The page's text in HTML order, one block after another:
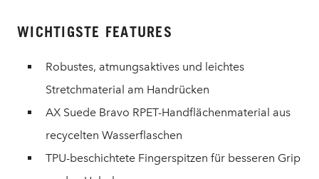
WICHTIGSTE FEATURES
Robustes, atmungsaktives und leichtes
Stretchmaterial am Handrücken
AX Suede Bravo RPET-Handflächenmaterial aus
recycelten Wasserflaschen
TPU-beschichtete Fingerspitzen für besseren Grip